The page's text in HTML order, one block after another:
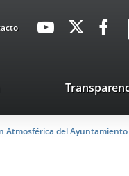
avaHeaderSocial
Enlace
externa.
Enlace
aplicación
Atmosférica del Ayuntamiento